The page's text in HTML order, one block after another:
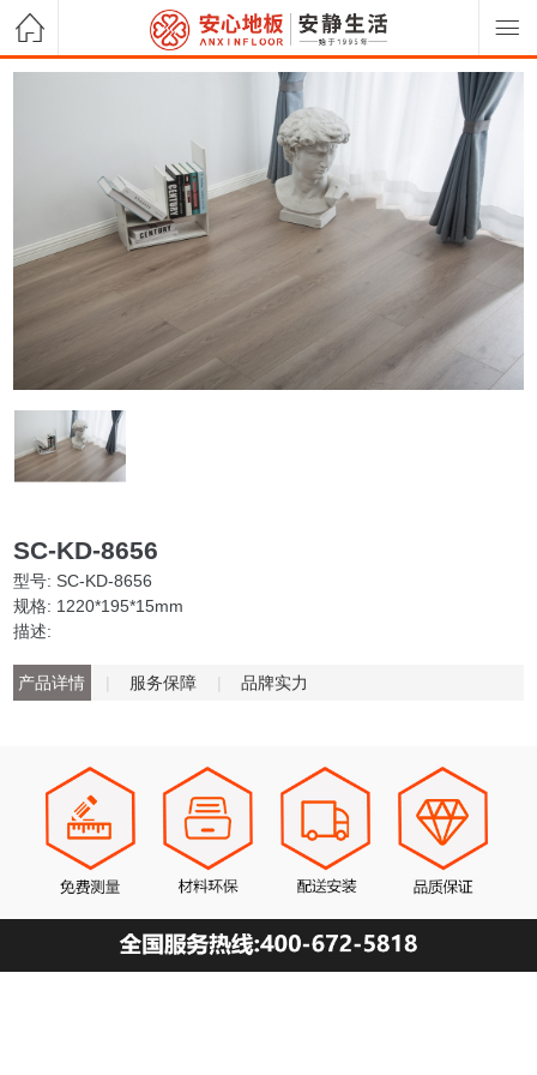
SC-KD-8656
型号: SC-KD-8656
规格: 1220*195*15mm
描述:
产品详情 | 服务保障 | 品牌实力